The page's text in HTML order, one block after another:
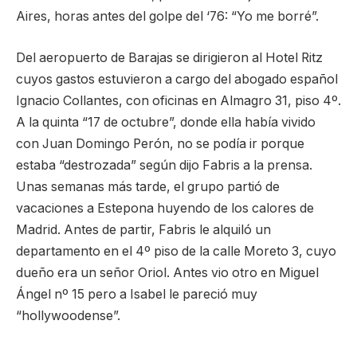
Aires, horas antes del golpe del ‘76: “Yo me borré”.
Del aeropuerto de Barajas se dirigieron al Hotel Ritz
cuyos gastos estuvieron a cargo del abogado español
Ignacio Collantes, con oficinas en Almagro 31, piso 4º.
A la quinta “17 de octubre”, donde ella había vivido
con Juan Domingo Perón, no se podía ir porque
estaba “destrozada” según dijo Fabris a la prensa.
Unas semanas más tarde, el grupo partió de
vacaciones a Estepona huyendo de los calores de
Madrid. Antes de partir, Fabris le alquiló un
departamento en el 4º piso de la calle Moreto 3, cuyo
dueño era un señor Oriol. Antes vio otro en Miguel
Ángel nº 15 pero a Isabel le pareció muy
“hollywoodense”.